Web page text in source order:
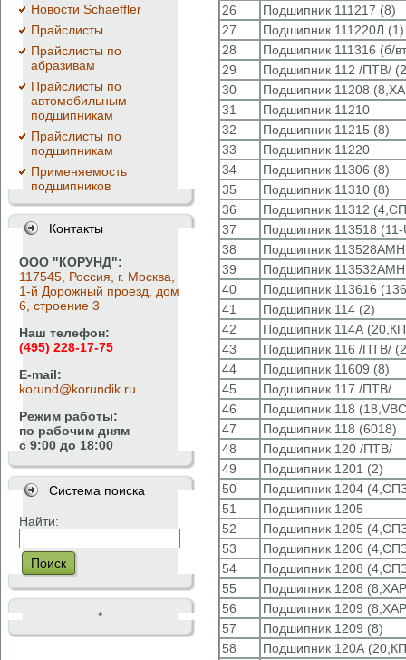
Новости Schaeffler
Прайслисты
Прайслисты по
абразивам
Прайслисты по
автомобильным
подшипникам
Прайслисты по
подшипникам
Применяемость
подшипников
Контакты
ООО "КОРУНД":
117545, Россия, г. Москва,
1-й Дорожный проезд, дом
6, строение 3
Наш телефон:
(495) 228-17-75
E-mail:
korund@korundik.ru
Режим работы:
по рабочим дням
с 9:00 до 18:00
Система поиска
Найти:
Поиск
*
26
Подшипник 111217 (8)
27
Подшипник 111220Л (1)
28
Подшипник 111316 (б/
29
Подшипник 112 /ПТВ/
30
Подшипник 11208
31
Подшипник 11210
32
Подшипник 11215 (8)
33
Подшипник 11220
34
Подшипник 11306 (8)
35
Подшипник 11310 (8)
36
Подшипник 11312
37
Подшипник 113518 (11-
38
Подшипник
39
Подшипник
40
Подшипник 113616
41
Подшипник 114 (2)
42
Подшипник 114А
43
Подшипник 116 /ПТВ/
44
Подшипник 11609 (8)
45
Подшипник 117 /ПТВ/
46
Подшипник 118
47
Подшипник 118 (6018)
48
Подшипник 120 /ПТВ/
49
Подшипник 1201 (2)
50
Подшипник 1204
51
Подшипник 1205
52
Подшипник 1205
53
Подшипник 1206
54
Подшипник 1208
55
Подшипник 1208
56
Подшипник 1209
57
Подшипник 1209 (8)
58
Подшипник 120А